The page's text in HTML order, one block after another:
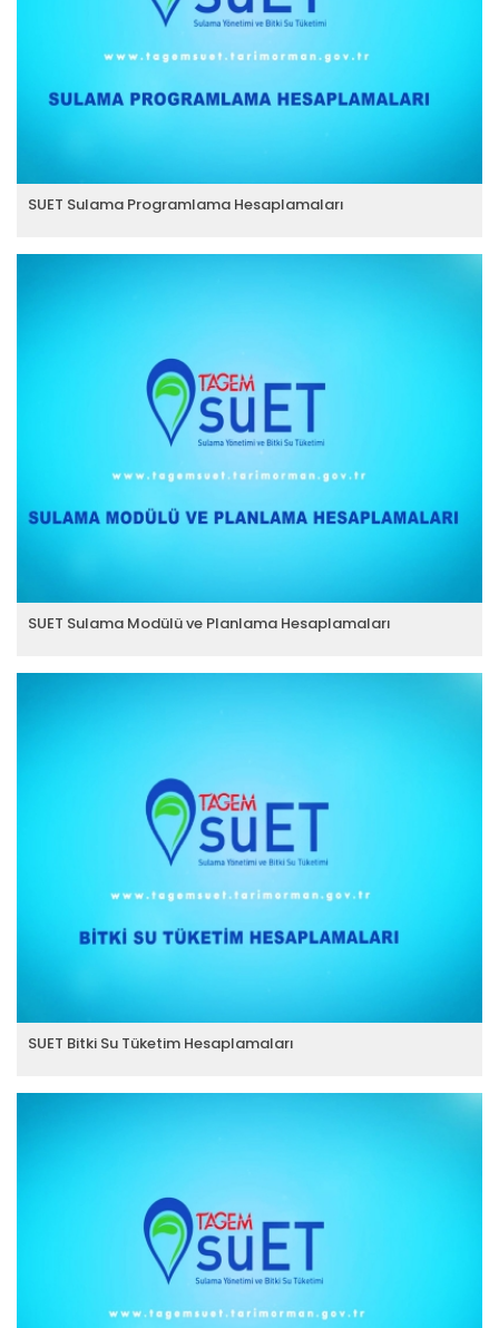
SUET Sulama Programlama Hesaplamaları
SUET Sulama Modülü ve Planlama Hesaplamaları
SUET Bitki Su Tüketim Hesaplamaları